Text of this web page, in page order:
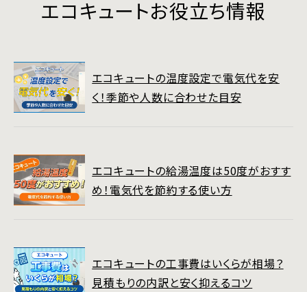
エコキュートお役立ち情報
エコキュートの温度設定で電気代を安
く！季節や人数に合わせた目安
エコキュートの給湯温度は50度がおすす
め！電気代を節約する使い方
エコキュートの工事費はいくらが相場？
見積もりの内訳と安く抑えるコツ